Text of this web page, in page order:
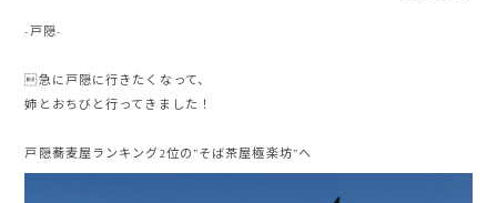
-戸隠-
急に戸隠に行きたくなって、
姉とおちびと行ってきました！
戸隠蕎麦屋ランキング2位の”そば茶屋極楽坊”へ